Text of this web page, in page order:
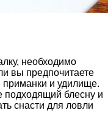
необходимо
вы предпочитаете
приманки и удилище.
блесну и
снасти для ловли